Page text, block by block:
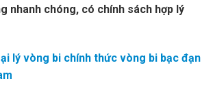
nhanh chóng, có chính sách hợp lý
lý vòng bi chính thức vòng bi bạc đạn